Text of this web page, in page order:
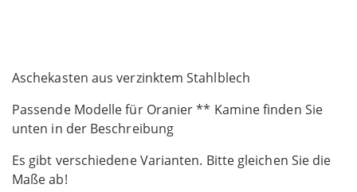
Aschekasten aus verzinktem Stahlblech
Passende Modelle für Oranier ** Kamine finden Sie
unten in der Beschreibung
Es gibt verschiedene Varianten. Bitte gleichen Sie die
Maße ab!
gallery
to
beginning
of
images
gallery